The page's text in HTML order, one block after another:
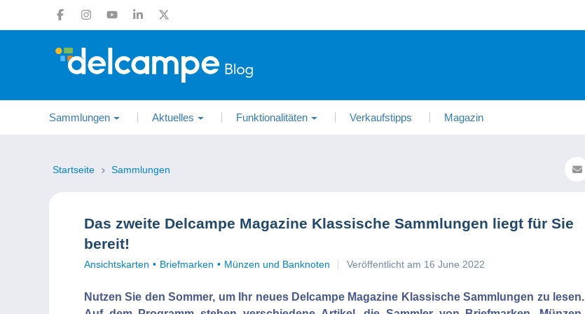
Sammlungen Aktuelles Funktionalitäten Verkaufstipps Magazin
Startseite Sammlungen
Das zweite Delcampe Magazine Klassische Sammlungen liegt für Sie
bereit!
Ansichtskarten Briefmarken Münzen und Banknoten Veröffentlicht am 16 June 2022
Nutzen Sie den Sommer, um Ihr neues Delcampe Magazine Klassische Sammlungen zu lesen.